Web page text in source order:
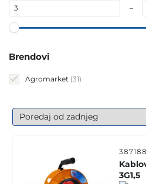
–
Brendovi
Agromarket 3131
3G1,5